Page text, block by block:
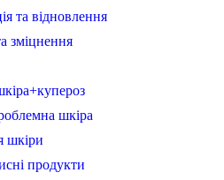
та відновлення
зміцнення
шкіра
шкіри
продукти